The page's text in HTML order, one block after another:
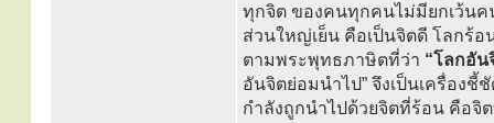
ทุกจิต ของคนทุกคนไม่มียกเว้นค
ส่วนใหญ่เย็น คือเป็นจิตดี โลกร้
ตามพระพุทธภาษิตที่ว่า “โลกอั
อันจิตย่อมนำไป” จึงเป็นเครื่อง
กำลังถูกนำไปด้วยจิตที่ร้อน คือ